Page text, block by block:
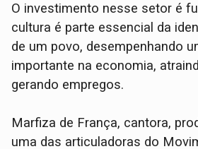
O investimento nesse setor é
cultura é parte essencial da
de um povo, desempenhando
importante na economia,
gerando empregos.
Marfiza de França, cantora,
uma das articuladoras do